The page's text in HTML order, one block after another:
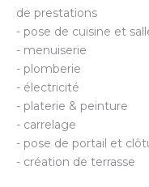
de prestations
- pose de cuisine et
- menuiserie
- plomberie
- électricité
- platerie & peinture
- carrelage
- pose de portail et
- création de terrasse